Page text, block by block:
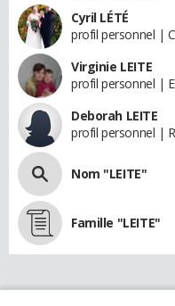
Cyril LÉTÉ
profil personnel |
Virginie LEITE
profil personnel |
Deborah LEITE
profil personnel |
Nom "LEITE"
Famille "LEITE"